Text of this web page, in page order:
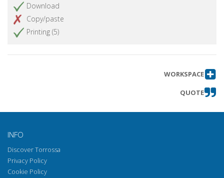
Download
Copy/paste
Printing (5)
WORKSPACE
QUOTE
INFO
Discover Torrossa
Privacy Policy
Cookie Policy